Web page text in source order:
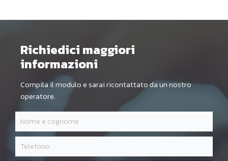
Richiedici maggiori
informazioni
Compila il modulo e sarai ricontattato da un nostro
operatore.